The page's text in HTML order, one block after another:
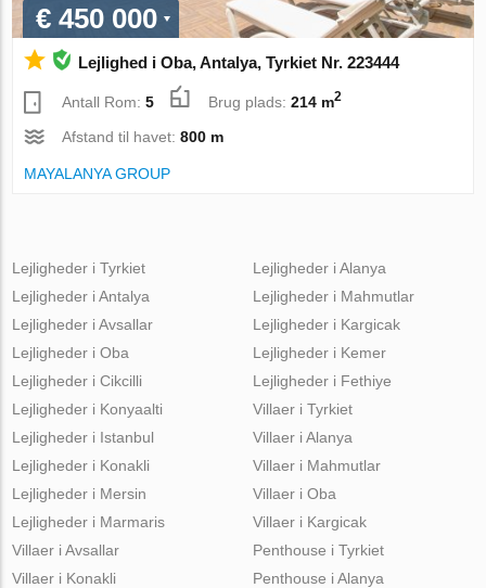
€ 450 000
Lejlighed i Oba, Antalya, Tyrkiet Nr. 223444
Antall Rom:5 Brug plads:214 m2
Afstand til havet:800 m
MAYALANYA GROUP
Lejligheder i Tyrkiet
Lejligheder i Antalya
Lejligheder i Avsallar
Lejligheder i Oba
Lejligheder i Cikcilli
Lejligheder i Alanya
Lejligheder i Mahmutlar
Lejligheder i Kargicak
Lejligheder i Kemer
Lejligheder i Fethiye
Lejligheder i Konyaalti
Lejligheder i Istanbul
Lejligheder i Konakli
Lejligheder i Mersin
Lejligheder i Marmaris
Villaer i Tyrkiet
Villaer i Alanya
Villaer i Mahmutlar
Villaer i Oba
Villaer i Kargicak
Villaer i Avsallar
Villaer i Konakli
Penthouse i Tyrkiet
Penthouse i Alanya